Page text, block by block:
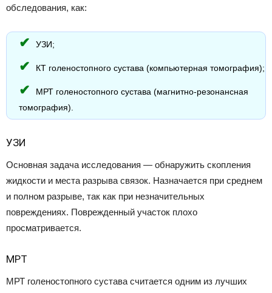
обследования, как:
УЗИ;
КТ голеностопного сустава (компьютерная томография);
МРТ голеностопного сустава (магнитно-резонансная
томография).
УЗИ
Основная задача исследования — обнаружить скопления
жидкости и места разрыва связок. Назначается при среднем
и полном разрыве, так как при незначительных
повреждениях. Поврежденный участок плохо
просматривается.
МРТ
МРТ голеностопного сустава считается одним из лучших